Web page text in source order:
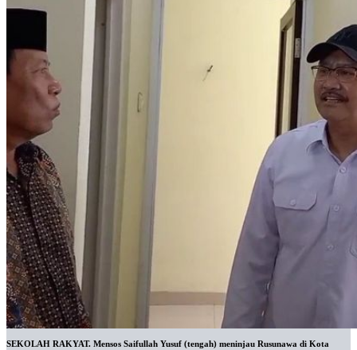
SEKOLAH RAKYAT. Mensos Saifullah Yusuf (tengah) meninjau Rusunawa di Kota